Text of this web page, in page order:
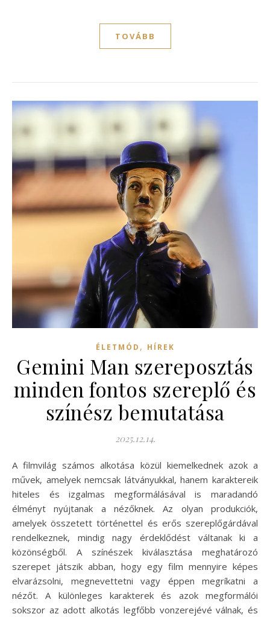
TOVÁBB
ÉLETMÓD , HÍREK
Gemini Man szereposztás
minden fontos szereplő és
színész bemutatása
2025.12.14.
A filmvilág számos alkotása közül kiemelkednek azok a
művek, amelyek nemcsak látványukkal, hanem karaktereik
hiteles és izgalmas megformálásával is maradandó
élményt nyújtanak a nézőknek. Az olyan produkciók,
amelyek összetett történettel és erős szereplőgárdával
rendelkeznek, mindig nagy érdeklődést váltanak ki a
közönségből. A színészek kiválasztása meghatározó
szerepet játszik abban, hogy egy film mennyire képes
elvarázsolni, megnevettetni vagy éppen megríkatni a
nézőt. A különleges karakterek és azok megformálói
sokszor az adott alkotás legfőbb vonzerejévé válnak, és